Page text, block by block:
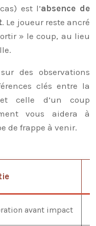
est l’absence de
. Le joueur reste ancré
» le coup, au lieu
des observations
clés entre la
celle d’un coup
vous aidera à
de frappe à venir.
avant impact